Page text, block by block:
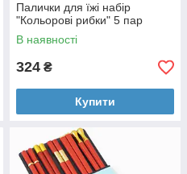
Палички для їжі набір
"Кольорові рибки" 5 пар
В наявності
324 ₴
Купити